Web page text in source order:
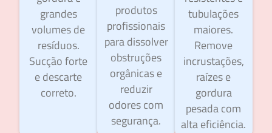
grandes
volumes de
resíduos.
Sucção forte
e descarte
correto.
produtos
profissionais
para dissolver
obstruções
orgânicas e
reduzir
odores com
segurança.
tubulações
maiores.
Remove
incrustações,
raízes e
gordura
pesada com
alta eficiência.